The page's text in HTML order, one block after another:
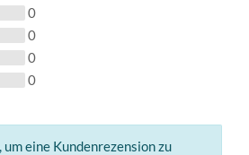
0
0
0
0
um eine Kundenrezension zu